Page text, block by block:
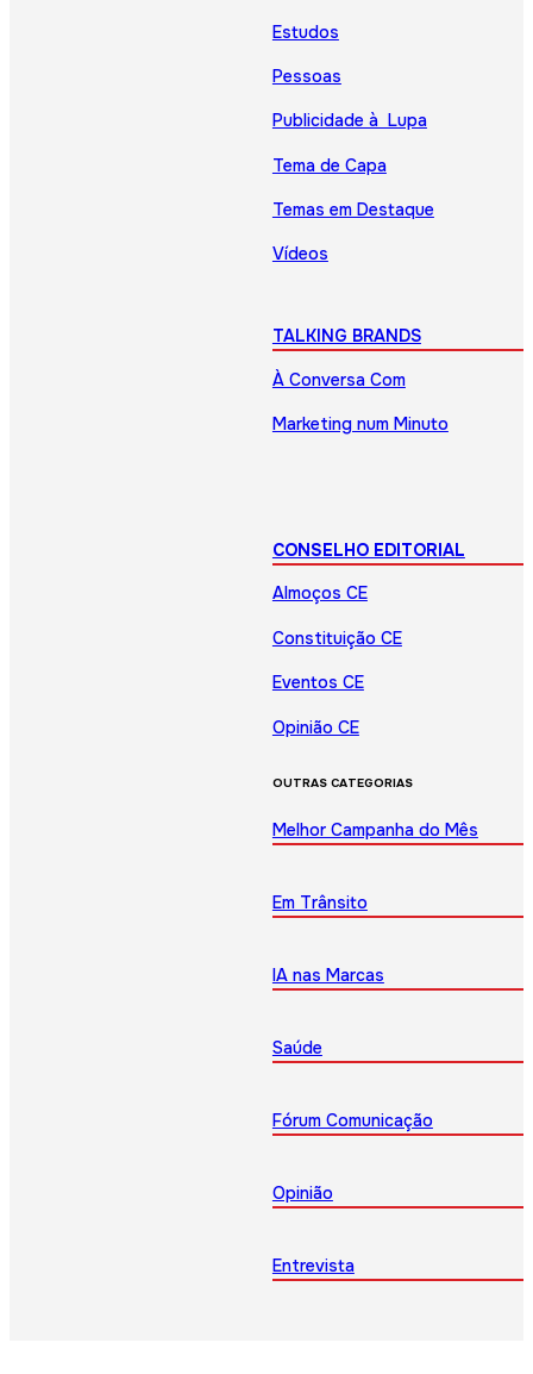
Estudos
Pessoas
Publicidade à Lupa
Tema de Capa
Temas em Destaque
Vídeos
TALKING BRANDS
À Conversa Com
Marketing num Minuto
CONSELHO EDITORIAL
Almoços CE
Constituição CE
Eventos CE
Opinião CE
OUTRAS CATEGORIAS
Melhor Campanha do Mês
Em Trânsito
IA nas Marcas
Saúde
Fórum Comunicação
Opinião
Entrevista